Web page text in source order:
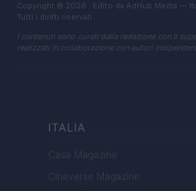
Copyright © 2026 · Edito da AdHub Media —
Tutti i diritti riservati
I contenuti sono curati dalla redazione con il
realizzati in collaborazione con autori
ITALIA
Casa Magazine
Cineverse Magazine